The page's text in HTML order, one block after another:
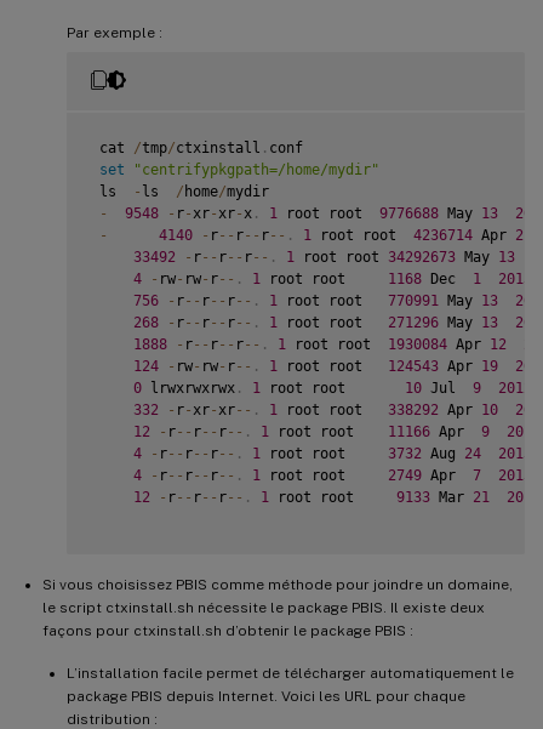
Par exemple :
cat /tmp/ctxinstall . conf
set
"centrifypkgpath=/home/mydir"
ls
- ls / home/mydir
-
9548 - r- xr- xr- x . 1 root root 9776688 May 13
-
4140 - r-- r-- r-- . 1 root root 4236714 Apr 21
33492
- r-- r-- r-- . 1 root root 34292673 May 13
4
- rw- rw- r-- . 1 root root 1168 Dec 1 2015
756
- r-- r-- r-- . 1 root root 770991 May 13
268
- r-- r-- r-- . 1 root root 271296 May 13
1888
- r-- r-- r-- . 1 root root 1930084 Apr 12
124
- rw- rw- r-- . 1 root root 124543 Apr 19
0 lrwxrwxrwx . 1 root root 10 Jul 9 2012
332
- r- xr- xr-- . 1 root root 338292 Apr 10
12
- r-- r-- r-- . 1 root root 11166 Apr 9 2015
4
- r-- r-- r-- . 1 root root 3732 Aug 24 2015
4
- r-- r-- r-- . 1 root root 2749 Apr 7 2015
12
- r-- r-- r-- . 1 root root 9133 Mar 21 2016
Si vous choisissez PBIS comme méthode pour joindre un domaine,
le script ctxinstall.sh nécessite le package PBIS. Il existe deux
façons pour ctxinstall.sh d’obtenir le package PBIS :
L’installation facile permet de télécharger automatiquement le
package PBIS depuis Internet. Voici les URL pour chaque
distribution :